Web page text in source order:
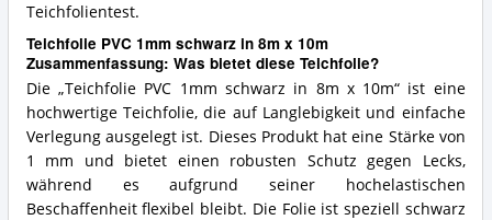
Teichfolientest.
Teichfolie PVC 1mm schwarz in 8m x 10m
Zusammenfassung: Was bietet diese Teichfolie?
Die „Teichfolie PVC 1mm schwarz in 8m x 10m“ ist eine
hochwertige Teichfolie, die auf Langlebigkeit und einfache
Verlegung ausgelegt ist. Dieses Produkt hat eine Stärke von
1 mm und bietet einen robusten Schutz gegen Lecks,
während es aufgrund seiner hochelastischen
Beschaffenheit flexibel bleibt. Die Folie ist speziell schwarz